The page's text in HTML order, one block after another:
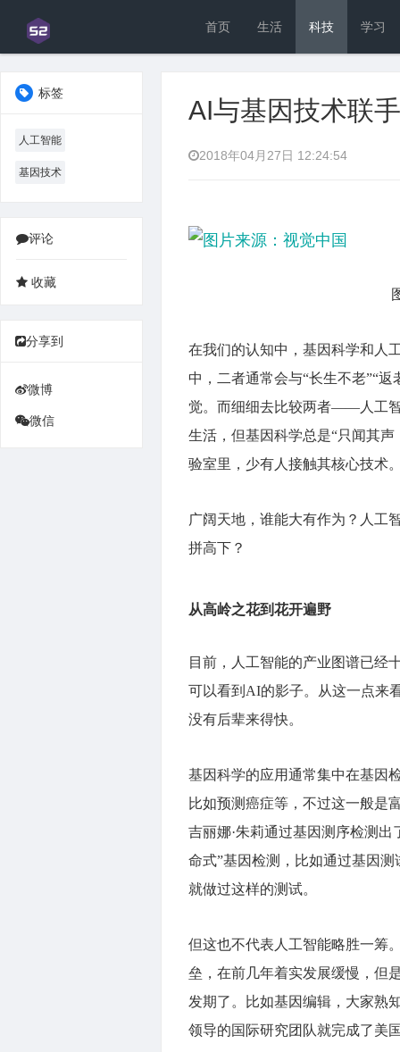
首页 生活 科技 学习
标签
人工智能
基因技术
评论
分享到
微博
微信
AI与基因技术联
2018年04月27日 12:24:54
在我们的认知中，基因科学和人
中，二者通常会与“长生不老”“
觉。而细细去比较两者——人工
生活，但基因科学总是“只闻其
验室里，少有人接触其核心技术
广阔天地，谁能大有作为？人工
拼高下？
从高岭之花到花开遍野
目前，人工智能的产业图谱已经
可以看到AI的影子。从这一点来
没有后辈来得快。
基因科学的应用通常集中在基因
比如预测癌症等，不过这一般是
吉丽娜·朱莉通过基因测序检测
命式”基因检测，比如通过基因
就做过这样的测试。
但这也不代表人工智能略胜一筹
垒，在前几年着实发展缓慢，但
发期了。比如基因编辑，大家熟
领导的国际研究团队就完成了美